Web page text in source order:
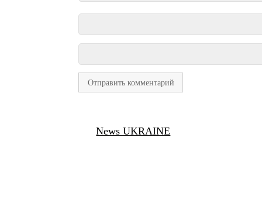
News UKRAINE